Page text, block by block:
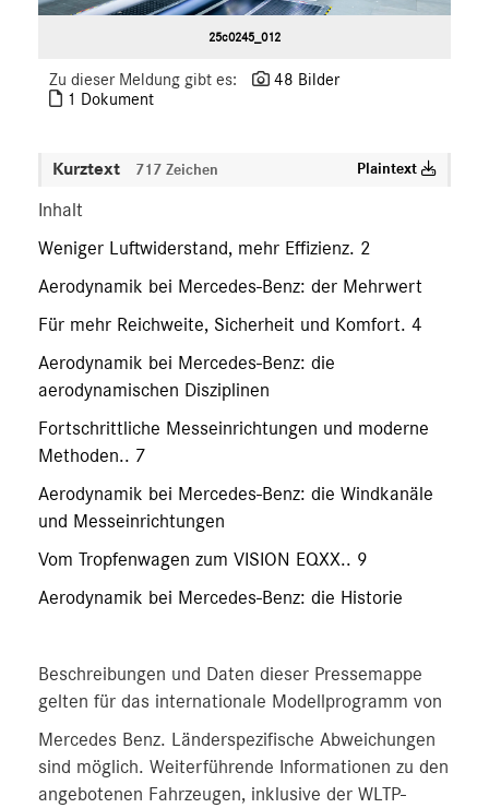
25c0245_012
Zu dieser Meldung gibt es:
48 Bilder
1 Dokument
Kurztext 717 Zeichen Plaintext
Inhalt
Weniger Luftwiderstand, mehr Effizienz. 2
Aerodynamik bei Mercedes-Benz: der Mehrwert
Für mehr Reichweite, Sicherheit und Komfort. 4
Aerodynamik bei Mercedes-Benz: die
aerodynamischen Disziplinen
Fortschrittliche Messeinrichtungen und moderne
Methoden.. 7
Aerodynamik bei Mercedes-Benz: die Windkanäle
und Messeinrichtungen
Vom Tropfenwagen zum VISION EQXX.. 9
Aerodynamik bei Mercedes-Benz: die Historie
Beschreibungen und Daten dieser Pressemappe
gelten für das internationale Modellprogramm von
Mercedes Benz. Länderspezifische Abweichungen
sind möglich. Weiterführende Informationen zu den
angebotenen Fahrzeugen, inklusive der WLTP-